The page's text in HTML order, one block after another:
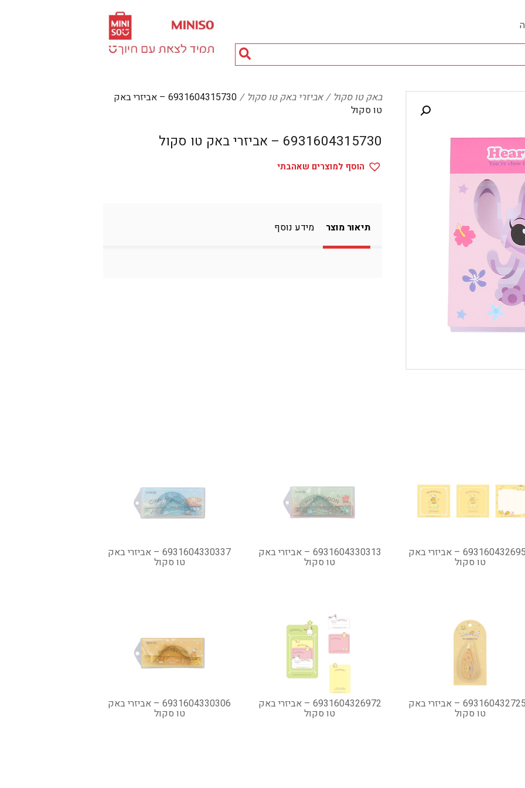
חיפוש
מוצרים...
באק טו סקול אביזרי באק טו סקול
6931604315730 – אביזרי באק
טו סקול
6931604315730 – אביזרי באק טו סקול
הוסף למוצרים שאהבתי
תיאור מוצר מידע נוסף
6931604326958 – אביזרי באק
טו סקול
6931604330313 – אביזרי באק
טו סקול
6931604330337 – אביזרי באק
טו סקול
6931604327252 – אביזרי באק
טו סקול
6931604326972 – אביזרי באק
טו סקול
6931604330306 – אביזרי באק
טו סקול